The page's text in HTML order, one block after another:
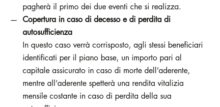
pagherà il primo dei due eventi che si realizza.
Copertura in caso di decesso e di perdita di
autosufficienza
In questo caso verrà corrisposto, agli stessi beneficiari
identificati per il piano base, un importo pari al
capitale assicurato in caso di morte dell’aderente,
mentre all’aderente spetterà una rendita vitalizia
mensile costante in caso di perdita della sua